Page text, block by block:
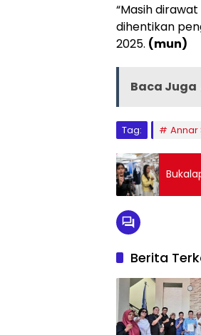
“Masih
dihentikan
2025. (mun)
Baca Juga
Tag:
Berita